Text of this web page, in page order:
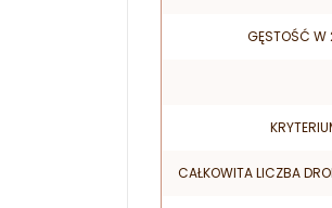
GĘSTOŚĆ W
CAŁKOWITA LICZBA